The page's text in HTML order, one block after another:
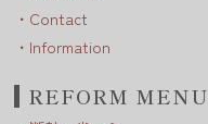
Contact
Information
REFORM MENU